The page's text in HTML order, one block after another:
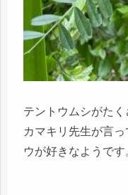
テントウムシがたく
カマキリ先生が言
ウが好きなようです